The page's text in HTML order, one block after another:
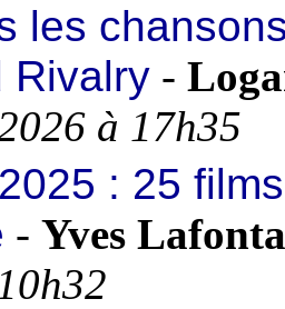
les
Rivalry -
à 17h35
: 25
- Yves